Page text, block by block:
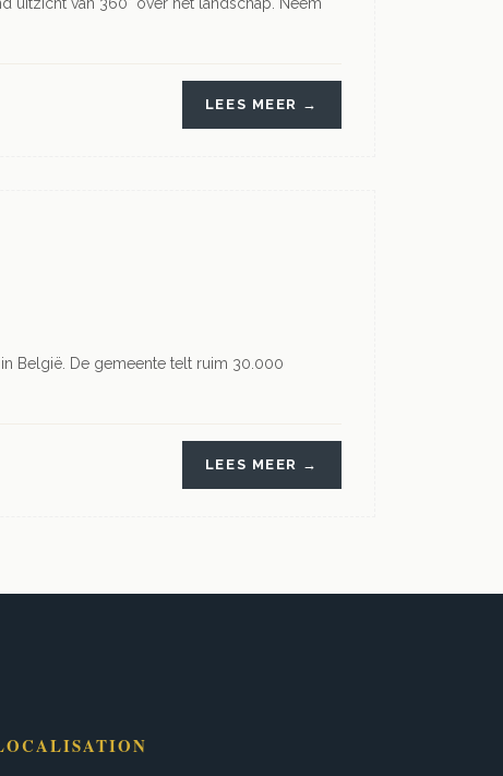
LEES MEER →
België. De gemeente telt ruim 30.000
LEES MEER →